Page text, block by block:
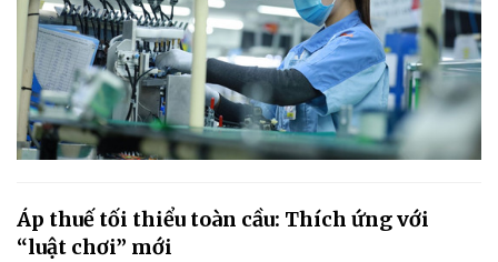
Áp thuế tối thiểu toàn cầu: Thích ứng với
“luật chơi” mới